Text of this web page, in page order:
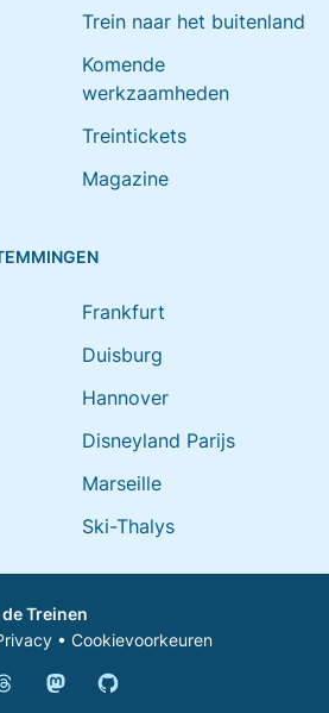
Trein naar het buitenland
Komende
werkzaamheden
Treintickets
Magazine
Frankfurt
Duisburg
Hannover
Disneyland Parijs
Marseille
Ski-Thalys
Treinen
• Cookievoorkeuren